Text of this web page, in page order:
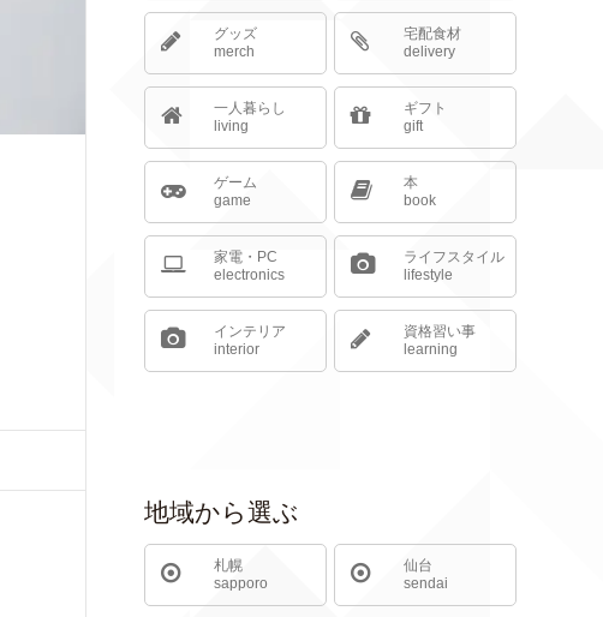
グッズ
merch
宅配食材
delivery
一人暮らし
living
ギフト
gift
ゲーム
game
本
book
家電・PC
electronics
ライフスタイル
lifestyle
インテリア
interior
資格習い事
learning
地域から選ぶ
札幌
sapporo
仙台
sendai